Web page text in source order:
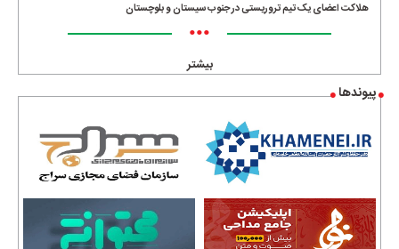
هلاکت اعضای یک تیم تروریستی در جنوب سیستان و بلوچستان
•••
بیشتر
پیوندها